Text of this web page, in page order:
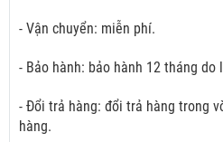
- Vận chuyển: miễn phí.
- Bảo hành: bảo hành 12 tháng do
- Đổi trả hàng: đổi trả hàng trong
hàng.